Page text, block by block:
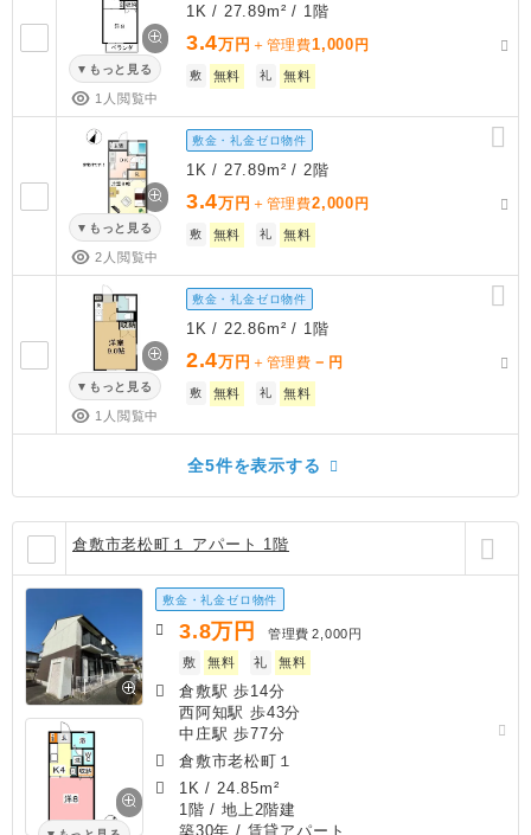
もっと見る
1人閲覧中
1K / 27.89m² / 1階
3.4万円 ＋管理費1,000 円
敷 無料 礼 無料
もっと見る
2人閲覧中
敷金・礼金ゼロ物件
1K / 27.89m² / 2階
3.4万円 ＋管理費2,000 円
敷 無料 礼 無料
もっと見る
1人閲覧中
敷金・礼金ゼロ物件
1K / 22.86m² / 1階
2.4万円 ＋管理費 － 円
敷 無料 礼 無料
全5件を表示する
倉敷市老松町１ アパート 1階
敷金・礼金ゼロ物件
3.8万円 管理費 2,000円
敷
無料 礼 無料
倉敷駅 歩14分
西阿知駅 歩43分
中庄駅 歩77分
倉敷市老松町１
1K / 24.85m²
1階 / 地上2階建
築30年 / 賃貸アパート